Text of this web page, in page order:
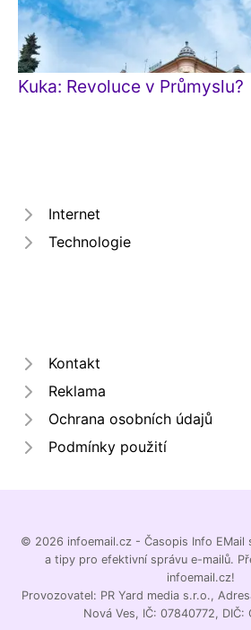
Kuka: Revoluce v Průmyslu?
Internet
Technologie
Kontakt
Reklama
Ochrana osobních údajů
Podmínky použití
© 2026 infoemail.cz - Časopis Info EMail
a tipy pro efektivní správu e-mailů.
infoemail.cz!
Provozovatel: PR Yard media s.r.o.,
Nová Ves, IČ: 07840772, DIČ: